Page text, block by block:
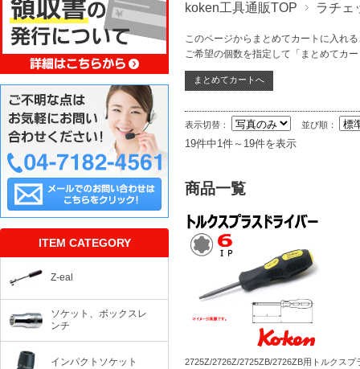
koken工具通販TOP ラチェ
このページからまとめてカートに入れ
ご希望の個数を指定して「まとめてカ
表示切替： 並び順：
19件中1件～19件を表示
商品一覧
2725Z/2726Z/2725ZB/2726ZB用トルクス
ITEM CATEGORY
Z-eal
ソケット、ボックスレ
ンチ
インパクトソケット